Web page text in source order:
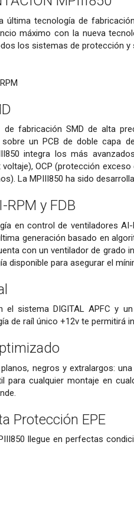
última tecnología de
máximo con la nueva
los sistemas de protección y
fabricación SMD de alta
un PCB de doble capa
integra los más
OCP (protección
La MPIII850 ha sido
RPM y FDB
en control de ventiladores
generación basado en
con un ventilador de
disponible para asegurar el
el sistema DIGITAL APFC y
de raíl único +12v te permitirá
negros y extralargos:
para cualquier montaje en
Protección EPE
llegue en perfectas